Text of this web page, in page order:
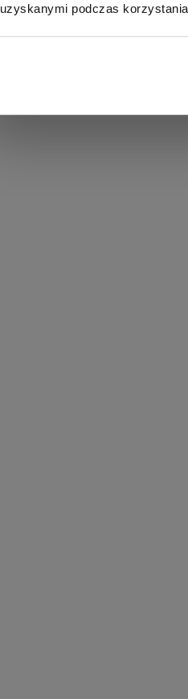
uzyskanymi podczas